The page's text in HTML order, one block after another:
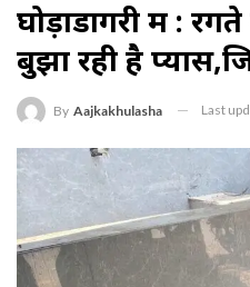
घोड़ाडोंगरी में :
बुझा रही है
By Aajkakhulasha Last